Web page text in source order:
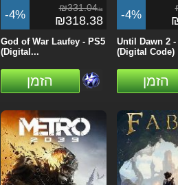
-4% ₪331.04ils
₪318.38
God of War Laufey - PS5
(Digital...
הזמן
-4%
Until Dawn 2 -
(Digital Code)
הזמן